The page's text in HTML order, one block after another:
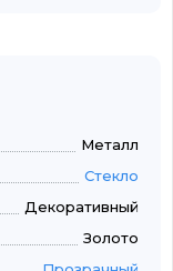
Металл
Стекло
Декоративный
Золото